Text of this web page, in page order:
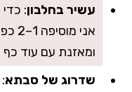
עשיר בחלבון:
ומאזנת עם עוד
שדרוג של סבתא